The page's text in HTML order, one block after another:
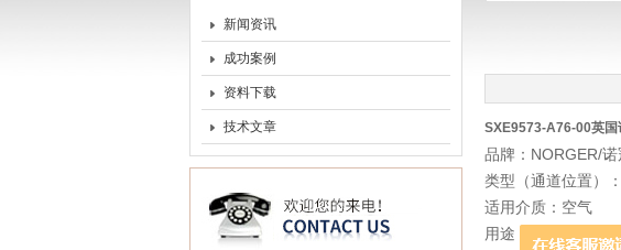
新闻资讯
成功案例
资料下载
技术文章 SXE9573-A76-00英国
品牌：NORGER/诺
类型（通道位置）
适用介质：空气
用途：换向